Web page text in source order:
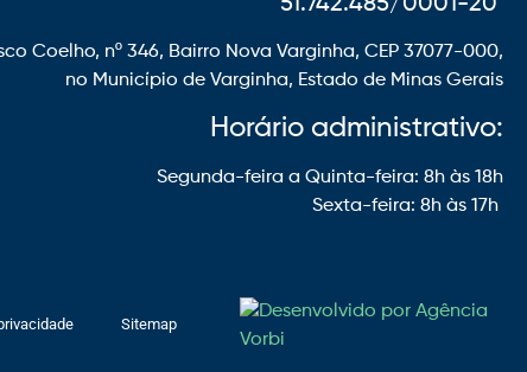
Coelho, nº 346, Bairro Nova Varginha, CEP 37077-000,
no Município de Varginha, Estado de Minas Gerais
Horário administrativo:
Segunda-feira a Quinta-feira: 8h às 18h
Sexta-feira: 8h às 17h
Sitemap